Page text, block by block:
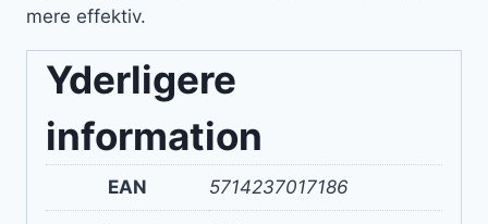
mere effektiv.
Yderligere
information
EAN 5714237017186